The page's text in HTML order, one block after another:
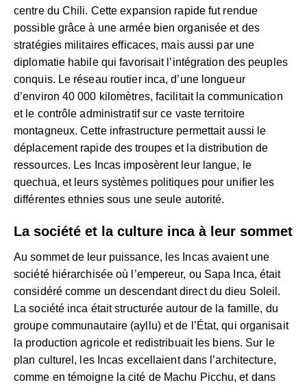
centre du Chili. Cette expansion rapide fut rendue
possible grâce à une armée bien organisée et des
stratégies militaires efficaces, mais aussi par une
diplomatie habile qui favorisait l’intégration des peuples
conquis. Le réseau routier inca, d’une longueur
d’environ 40 000 kilomètres, facilitait la communication
et le contrôle administratif sur ce vaste territoire
montagneux. Cette infrastructure permettait aussi le
déplacement rapide des troupes et la distribution de
ressources. Les Incas imposèrent leur langue, le
quechua, et leurs systèmes politiques pour unifier les
différentes ethnies sous une seule autorité.
La société et la culture inca à leur sommet
Au sommet de leur puissance, les Incas avaient une
société hiérarchisée où l’empereur, ou Sapa Inca, était
considéré comme un descendant direct du dieu Soleil.
La société inca était structurée autour de la famille, du
groupe communautaire (ayllu) et de l’État, qui organisait
la production agricole et redistribuait les biens. Sur le
plan culturel, les Incas excellaient dans l’architecture,
comme en témoigne la cité de Machu Picchu, et dans